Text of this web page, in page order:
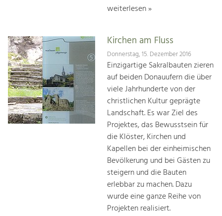
weiterlesen »
Kirchen am Fluss
Donnerstag, 15. Dezember 2016
Einzigartige Sakralbauten zieren
auf beiden Donauufern die über
viele Jahrhunderte von der
christlichen Kultur geprägte
Landschaft. Es war Ziel des
Projektes, das Bewusstsein für
die Klöster, Kirchen und
Kapellen bei der einheimischen
Bevölkerung und bei Gästen zu
steigern und die Bauten
erlebbar zu machen. Dazu
wurde eine ganze Reihe von
Projekten realisiert.